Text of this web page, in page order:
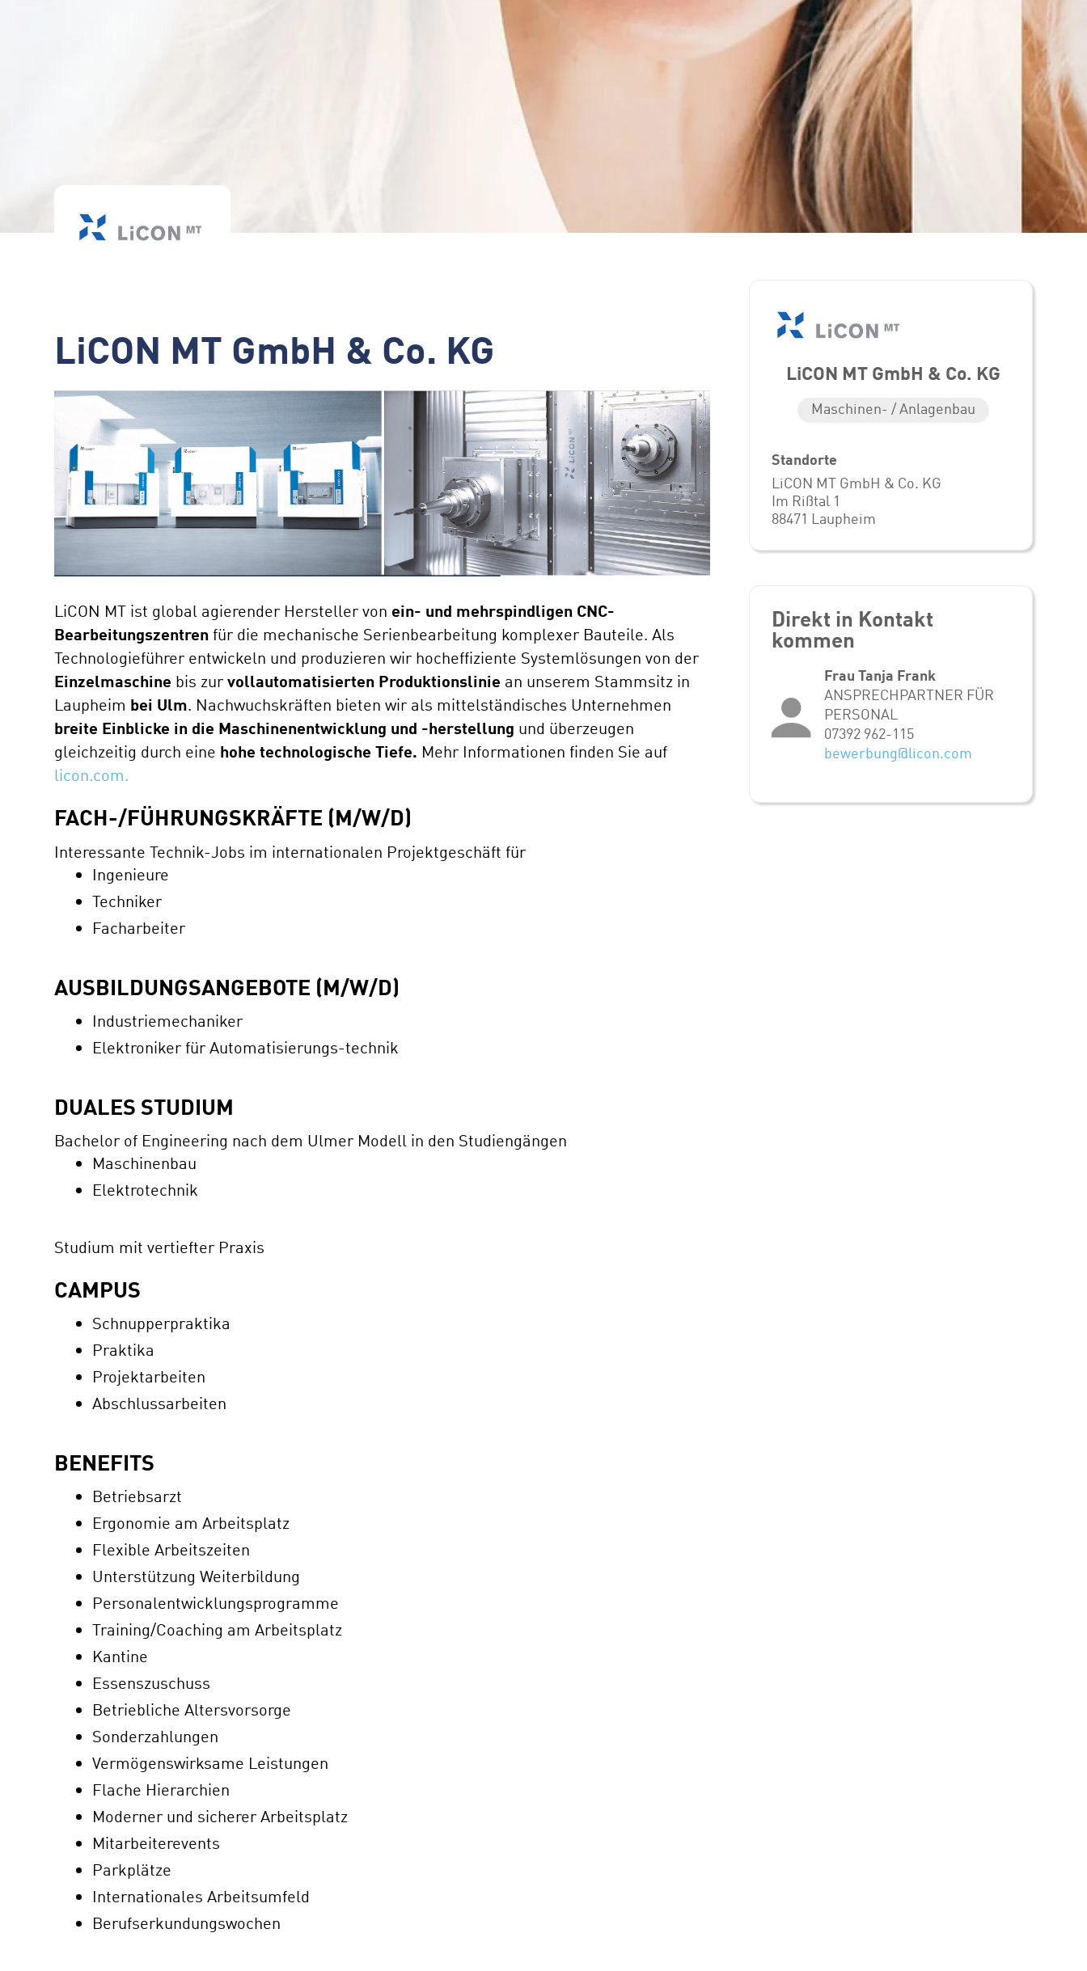
LiCON MT GmbH & Co. KG
LiCON MT ist global agierender Hersteller von ein- und mehrspindligen CNC-
Bearbeitungszentren für die mechanische Serienbearbeitung komplexer Bauteile. Als
Technologieführer entwickeln und produzieren wir hocheffiziente Systemlösungen von der
Einzelmaschine bis zurvollautomatisierten Produktionslinie an unserem Stammsitz in
Laupheim bei Ulm. Nachwuchskräften bieten wir als mittelständisches Unternehmen
breite Einblicke in die Maschinenentwicklung und -herstellung und überzeugen
gleichzeitig durch eine hohe technologische Tiefe. Mehr Informationen finden Sie auf
licon.com.
FACH-/FÜHRUNGSKRÄFTE (M/W/D)
Interessante Technik-Jobs im internationalen Projektgeschäft für
Ingenieure
Techniker
Facharbeiter
AUSBILDUNGSANGEBOTE (M/W/D)
Industriemechaniker
Elektroniker für Automatisierungs-technik
DUALES STUDIUM
Bachelor of Engineering nach dem Ulmer Modell in den Studiengängen
Maschinenbau
Elektrotechnik
Studium mit vertiefter Praxis
CAMPUS
Schnupperpraktika
Praktika
Projektarbeiten
Abschlussarbeiten
BENEFITS
Betriebsarzt
Ergonomie am Arbeitsplatz
Flexible Arbeitszeiten
Unterstützung Weiterbildung
Personalentwicklungsprogramme
Training/Coaching am Arbeitsplatz
Kantine
Essenszuschuss
Betriebliche Altersvorsorge
Sonderzahlungen
Vermögenswirksame Leistungen
Flache Hierarchien
Moderner und sicherer Arbeitsplatz
Mitarbeiterevents
Parkplätze
Internationales Arbeitsumfeld
Berufserkundungswochen
LiCON MT GmbH & Co. KG
Maschinen- / Anlagenbau
Standorte
LiCON MT GmbH & Co. KG
Im Rißtal 1
88471 Laupheim
Direkt in Kontakt
kommen
Frau Tanja Frank
ANSPRECHPARTNER FÜR
PERSONAL
07392 962-115
bewerbung@licon.com